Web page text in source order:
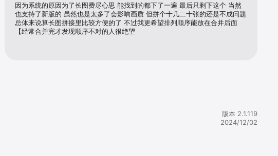
因为系统的原因为了长图费尽心思 能找到的都下了一遍 最后只剩下这个 当然
也支持了新版的 虽然也是太多了会影响画质 但拼个十几二十张的还是不成问题
总体来说算长图拼接里比较方便的了 不过我更希望排列顺序能放在合并后面
【经常合并完才发现顺序不对的人很绝望
版本 2.1.119
2024/12/02